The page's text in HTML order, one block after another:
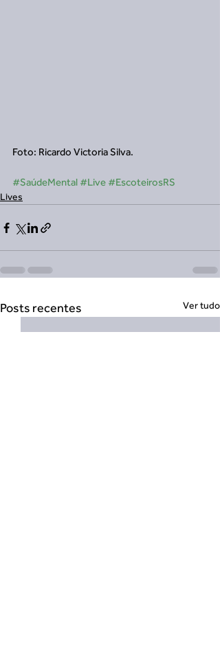
Foto: Ricardo Victoria Silva.
#SaúdeMental #Live #EscoteirosRS
Lives
Posts recentes Ver tudo